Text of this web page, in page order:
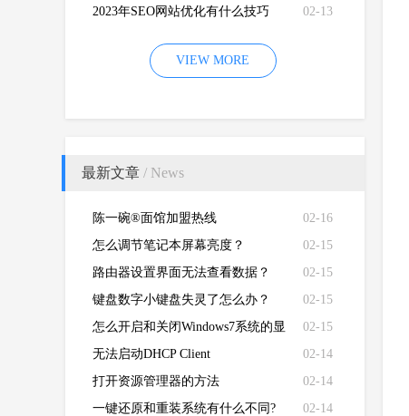
02-13
2023年SEO网站优化有什么技巧
VIEW MORE
最新文章 / News
02-16
陈一碗®面馆加盟热线
02-15
怎么调节笔记本屏幕亮度？
02-15
路由器设置界面无法查看数据？
02-15
键盘数字小键盘失灵了怎么办？
02-15
怎么开启和关闭Windows7系统的显
卡硬件加速功能
02-14
无法启动DHCP Client
02-14
打开资源管理器的方法
02-14
一键还原和重装系统有什么不同?